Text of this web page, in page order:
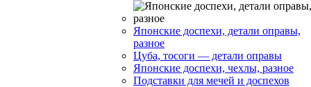
Японские доспехи, детали оправы,
разное
Цуба, тосоги — детали оправы
Японские доспехи, чехлы, разное
Подставки для мечей и доспехов